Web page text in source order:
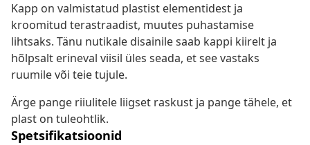
Kapp on valmistatud plastist elementidest ja
kroomitud terastraadist, muutes puhastamise
lihtsaks. Tänu nutikale disainile saab kappi kiirelt ja
hõlpsalt erineval viisil üles seada, et see vastaks
ruumile või teie tujule.
Ärge pange riiulitele liigset raskust ja pange tähele, et
plast on tuleohtlik.
Spetsifikatsioonid